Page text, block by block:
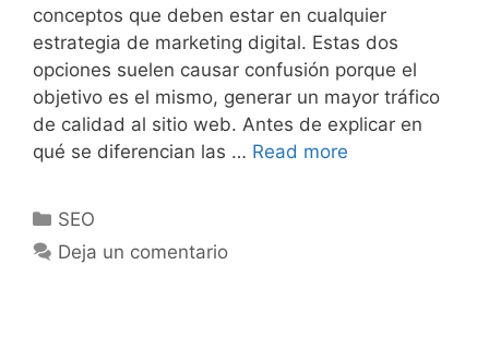
conceptos que deben estar en cualquier
estrategia de marketing digital. Estas dos
opciones suelen causar confusión porque el
objetivo es el mismo, generar un mayor tráfico
de calidad al sitio web. Antes de explicar en
qué se diferencian las … Read more
SEO
Deja un comentario